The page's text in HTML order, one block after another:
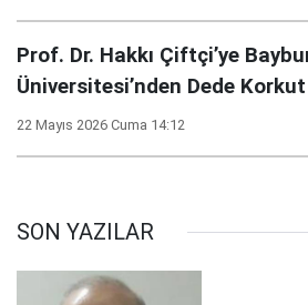
Prof. Dr. Hakkı Çiftçi’ye
Üniversitesi’nden Dede
22 Mayıs 2026 Cuma 14:12
SON YAZILAR